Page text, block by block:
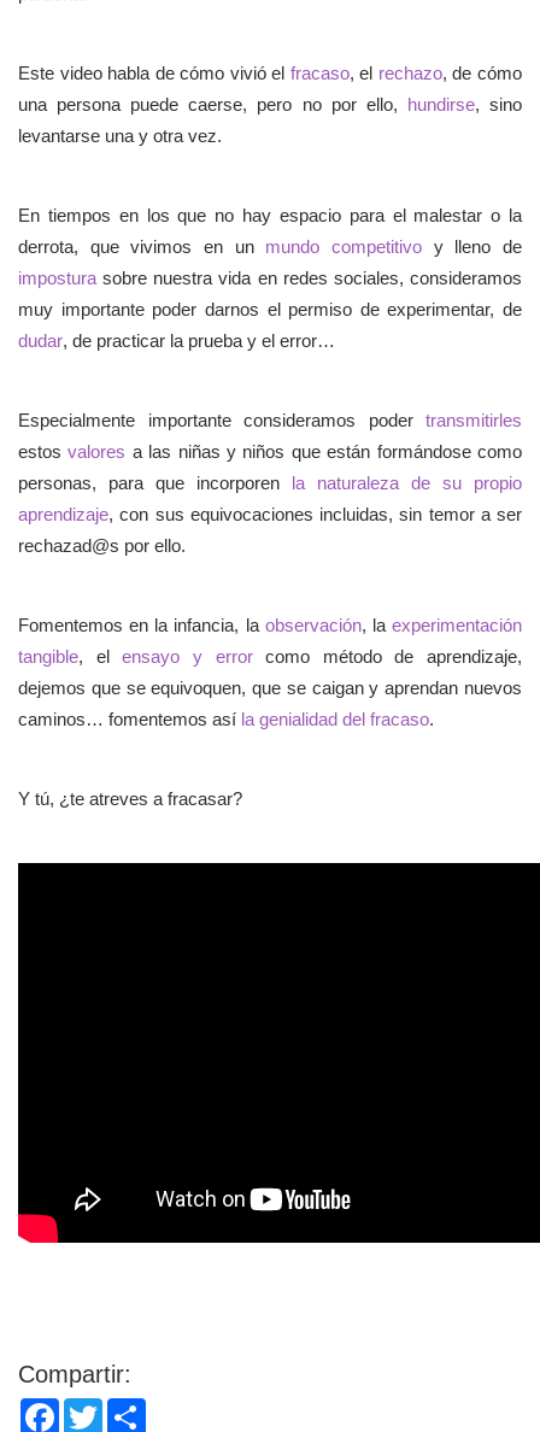
Este video habla de cómo vivió el fracaso, el rechazo, de cómo
una persona puede caerse, pero no por ello, hundirse, sino
levantarse una y otra vez.
En tiempos en los que no hay espacio para el malestar o la
derrota, que vivimos en un mundo competitivo y lleno de
impostura sobre nuestra vida en redes sociales, consideramos
muy importante poder darnos el permiso de experimentar, de
dudar, de practicar la prueba y el error…
Especialmente importante consideramos poder transmitirles
estosvalores a las niñas y niños que están formándose como
personas, para que incorporen la naturaleza de su propio
aprendizaje, con sus equivocaciones incluidas, sin temor a ser
rechazad@s por ello.
Fomentemos en la infancia, la observación, laexperimentación
tangible, elensayo y errorcomo método de aprendizaje,
dejemos que se equivoquen, que se caigan y aprendan nuevos
caminos… fomentemos así la genialidad del fracaso.
Y tú, ¿te atreves a fracasar?
Compartir:
Facebook
Twitter